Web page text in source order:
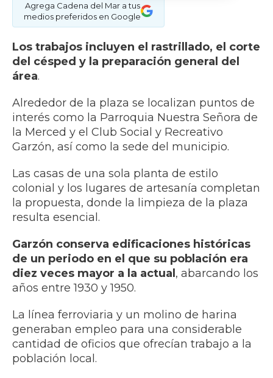
Agrega Cadena del Mar a tus
medios preferidos en Google
Los trabajos incluyen el rastrillado, el corte
del césped y la preparación general del
área.
Alrededor de la plaza se localizan puntos de
interés como la Parroquia Nuestra Señora de
la Merced y el Club Social y Recreativo
Garzón, así como la sede del municipio.
Las casas de una sola planta de estilo
colonial y los lugares de artesanía completan
la propuesta, donde la limpieza de la plaza
resulta esencial.
Garzón conserva edificaciones históricas
de un periodo en el que su población era
diez veces mayor a la actual, abarcando los
años entre 1930 y 1950.
La línea ferroviaria y un molino de harina
generaban empleo para una considerable
cantidad de oficios que ofrecían trabajo a la
población local.